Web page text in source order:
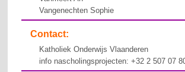
Vangenechten Sophie
Contact:
Katholiek Onderwijs Vlaanderen
info nascholingsprojecten: +32 2 507 07